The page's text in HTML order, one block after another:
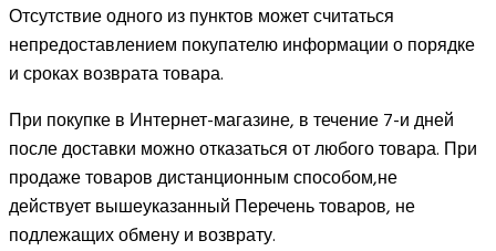
Отсутствие одного из пунктов может считаться
непредоставлением покупателю информации о порядке
и сроках возврата товара.
При покупке в Интернет-магазине, в течение 7-и дней
после доставки можно отказаться от любого товара. При
продаже товаров дистанционным способом,не
действует вышеуказанный Перечень товаров, не
подлежащих обмену и возврату.